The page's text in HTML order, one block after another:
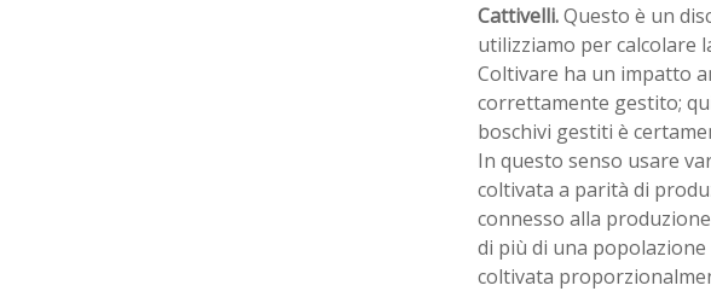
Cattivelli.Questo è un
utilizziamo per calcolare
Coltivare ha un impatto
correttamente gestito;
boschivi gestiti è
In questo senso usare
coltivata a parità di
connesso alla
di più di una
coltivata